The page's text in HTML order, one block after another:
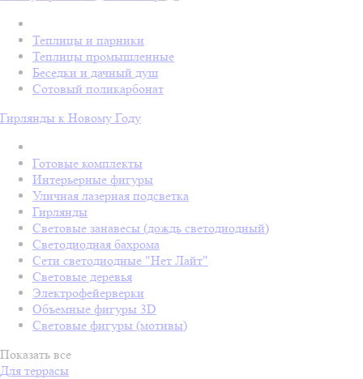
Теплицы и парники
Теплицы промышленные
Беседки и дачный душ
Сотовый поликарбонат
Гирлянды к Новому Году
Готовые комплекты
Интерьерные фигуры
Уличная лазерная подсветка
Гирлянды
Световые занавесы (дождь светодиодный)
Светодиодная бахрома
Сети светодиодные "Нет Лайт"
Световые деревья
Электрофейерверки
Объемные фигуры 3D
Световые фигуры (мотивы)
Показать все
Для террасы